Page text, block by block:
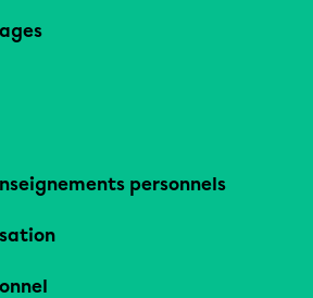
personnels